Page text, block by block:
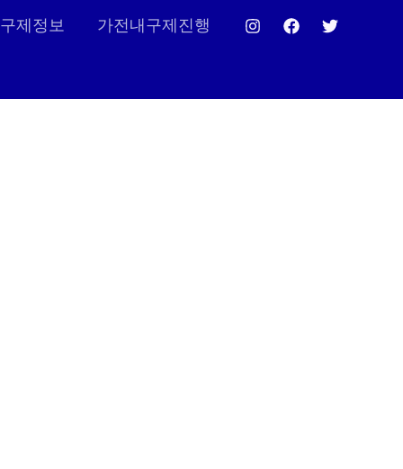
제정보 가전내구제진행